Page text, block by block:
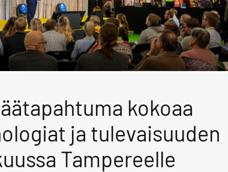
kokoaa
ja tulevaisuuden
Tampereelle